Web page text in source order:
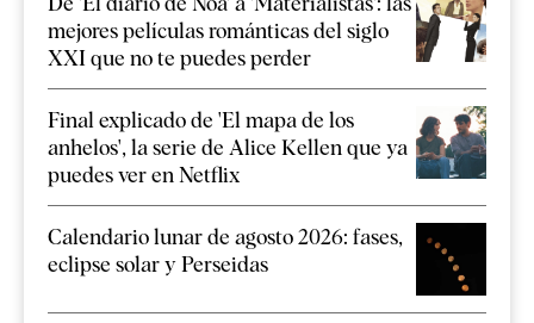
mejores películas románticas del siglo
XXI que no te puedes perder
Final explicado de 'El mapa de los
anhelos', la serie de Alice Kellen que ya
puedes ver en Netflix
Calendario lunar de agosto 2026: fases,
eclipse solar y Perseidas